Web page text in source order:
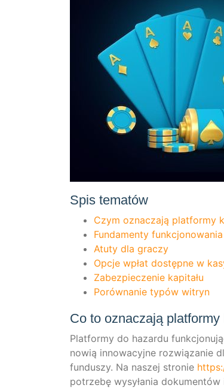
Spis tematów
Czym oznac­za­ją plat­for­my
Fun­da­men­ty
Atu­ty dla graczy
Opc­je wpłat dostęp­ne w
Zabez­piec­ze­nie kapitału
Porówna­nie typów witryn
Co to oznaczają
Plat­for­my do hazar­du
nowią inno­wa­cy­j­ne roz­wią­za­nie
fun­dus­zy. Na nas­zej stro­nie
potrze­bę wysyła­nia